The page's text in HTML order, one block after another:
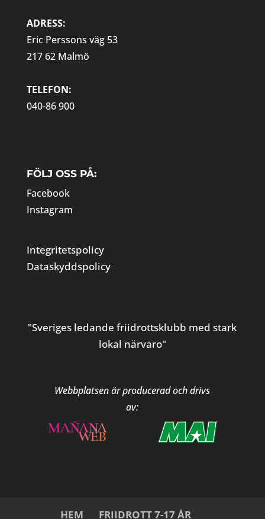
ADRESS:
Eric Perssons väg 53
217 62 Malmö
TELEFON:
040-86 900
FÖLJ OSS PÅ:
Facebook
Instagram
Integritetspolicy
Dataskyddspolicy
"Sveriges ledande friidrottsklubb med stark
lokal närvaro"
Webbplatsen är producerad och drivs
av:
HEM FRIIDROTT 7-17 ÅR